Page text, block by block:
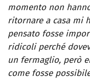
momento non
ritornare a casa mi
pensato fosse
ridicoli perché
un fermaglio, però
come fosse